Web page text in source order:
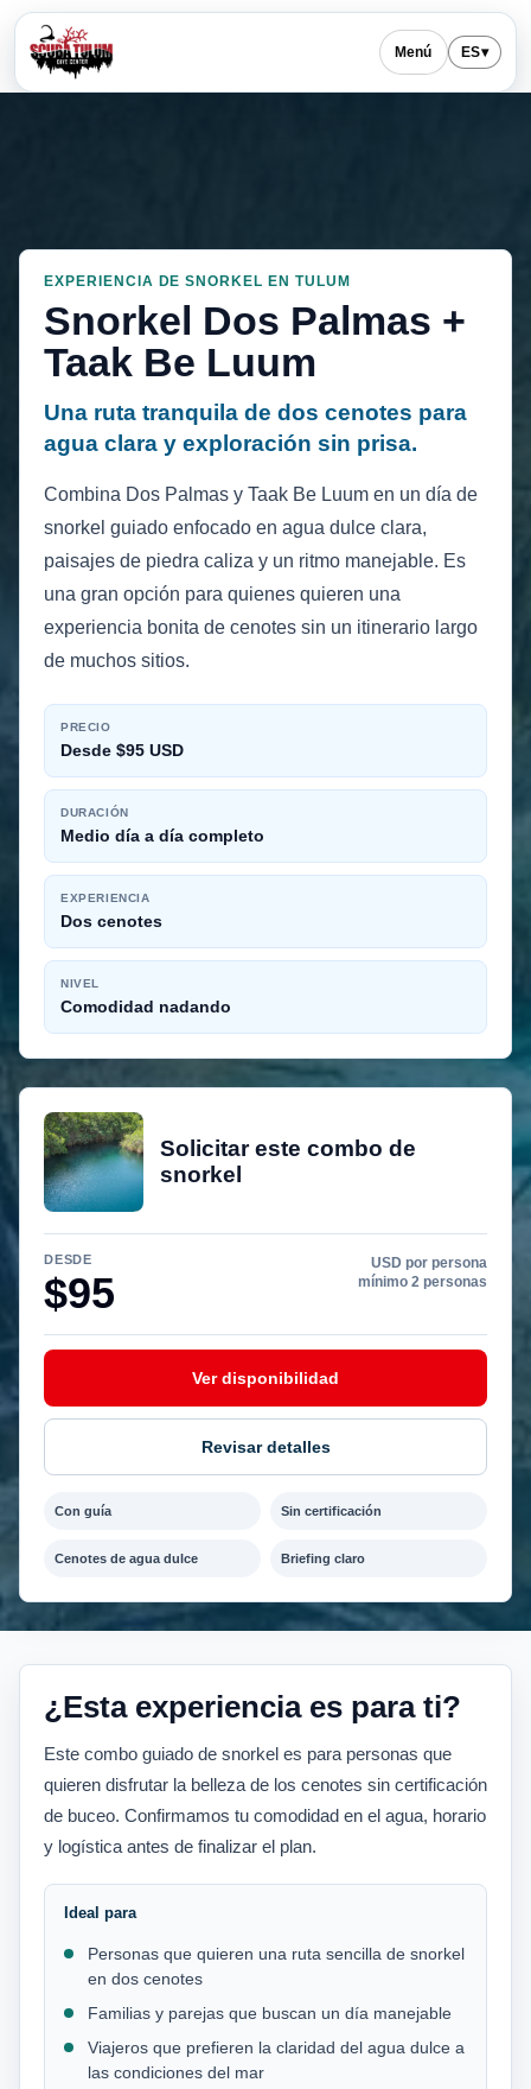
Menú ES▾
EXPERIENCIA DE SNORKEL EN TULUM
Snorkel Dos Palmas +
Taak Be Luum
Una ruta tranquila de dos cenotes para
agua clara y exploración sin prisa.
Combina Dos Palmas y Taak Be Luum en un día de
snorkel guiado enfocado en agua dulce clara,
paisajes de piedra caliza y un ritmo manejable. Es
una gran opción para quienes quieren una
experiencia bonita de cenotes sin un itinerario largo
de muchos sitios.
PRECIO
Desde $95 USD
DURACIÓN
Medio día a día completo
EXPERIENCIA
Dos cenotes
NIVEL
Comodidad nadando
Solicitar este combo de
snorkel
DESDE
$95
USD por persona
mínimo 2 personas
Ver disponibilidad
Revisar detalles
Con guía Sin certificación
Cenotes de agua dulce Briefing claro
¿Esta experiencia es para ti?
Este combo guiado de snorkel es para personas que
quieren disfrutar la belleza de los cenotes sin certificación
de buceo. Confirmamos tu comodidad en el agua, horario
y logística antes de finalizar el plan.
Ideal para
Personas que quieren una ruta sencilla de snorkel
en dos cenotes
Familias y parejas que buscan un día manejable
Viajeros que prefieren la claridad del agua dulce a
las condiciones del mar